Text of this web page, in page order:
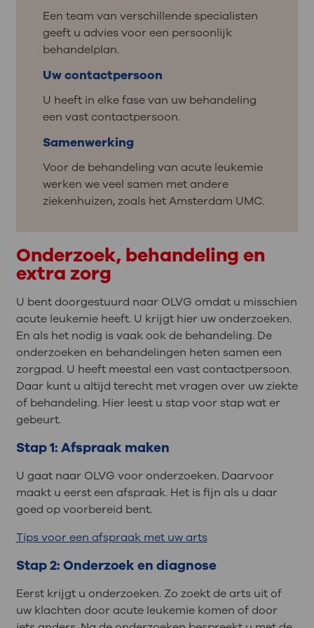
Een team van verschillende specialisten
geeft u advies voor een persoonlijk
behandelplan.
Uw contactpersoon
U heeft in elke fase van uw behandeling
een vast contactpersoon.
Samenwerking
Voor de behandeling van acute leukemie
werken we veel samen met andere
ziekenhuizen, zoals het Amsterdam UMC.
Onderzoek, behandeling en
extra zorg
U bent doorgestuurd naar OLVG omdat u misschien
acute leukemie heeft. U krijgt hier uw onderzoeken.
En als het nodig is vaak ook de behandeling. De
onderzoeken en behandelingen heten samen een
zorgpad. U heeft meestal een vast contactpersoon.
Daar kunt u altijd terecht met vragen over uw ziekte
of behandeling. Hier leest u stap voor stap wat er
gebeurt.
Stap 1: Afspraak maken
U gaat naar OLVG voor onderzoeken. Daarvoor
maakt u eerst een afspraak. Het is fijn als u daar
goed op voorbereid bent.
Tips voor een afspraak met uw arts
Stap 2: Onderzoek en diagnose
Eerst krijgt u onderzoeken. Zo zoekt de arts uit of
uw klachten door acute leukemie komen of door